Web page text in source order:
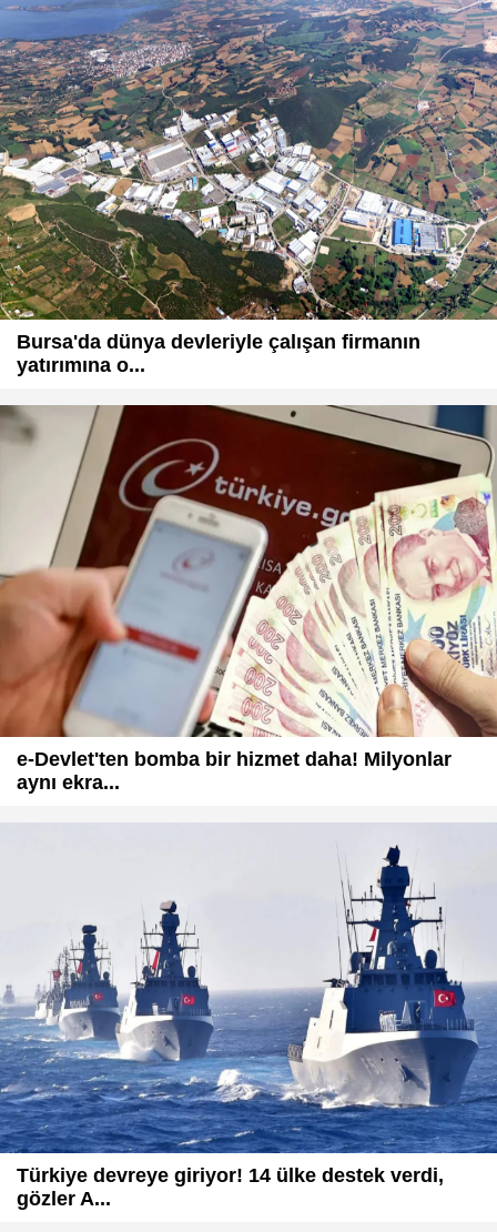
Bursa'da dünya devleriyle çalışan firmanın
yatırımına o...
e-Devlet'ten bomba bir hizmet daha! Milyonlar
aynı ekra...
Türkiye devreye giriyor! 14 ülke destek verdi,
gözler A...